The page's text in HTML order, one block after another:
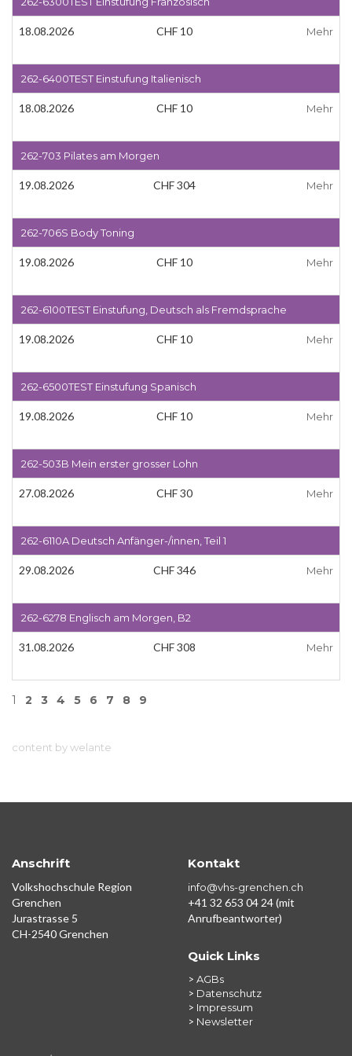
18.08.2026 CHF 10 Mehr
262-6400TEST Einstufung Italienisch
18.08.2026 CHF 10 Mehr
262-703 Pilates am Morgen
19.08.2026 CHF 304 Mehr
262-706S Body Toning
19.08.2026 CHF 10 Mehr
262-6100TEST Einstufung, Deutsch als Fremdsprache
19.08.2026 CHF 10 Mehr
262-6500TEST Einstufung Spanisch
19.08.2026 CHF 10 Mehr
262-503B Mein erster grosser Lohn
27.08.2026 CHF 30 Mehr
262-6110A Deutsch Anfänger-/innen, Teil 1
29.08.2026 CHF 346 Mehr
262-6278 Englisch am Morgen, B2
31.08.2026 CHF 308 Mehr
1 2 3 4 5 6 7 8 9
content by welante
Anschrift
Volkshochschule Region
Grenchen
Jurastrasse 5
CH-2540 Grenchen
Kontakt
info@vhs-grenchen.ch
+41 32 653 04 24 (mit
Anrufbeantworter)
Quick Links
> AGBs
> Datenschutz
> Impressum
> Newsletter